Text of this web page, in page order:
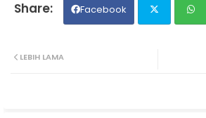
Facebook
LEBIH LAMA